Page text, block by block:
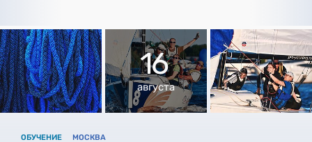
16
августа
ОБУЧЕНИЕ МОСКВА